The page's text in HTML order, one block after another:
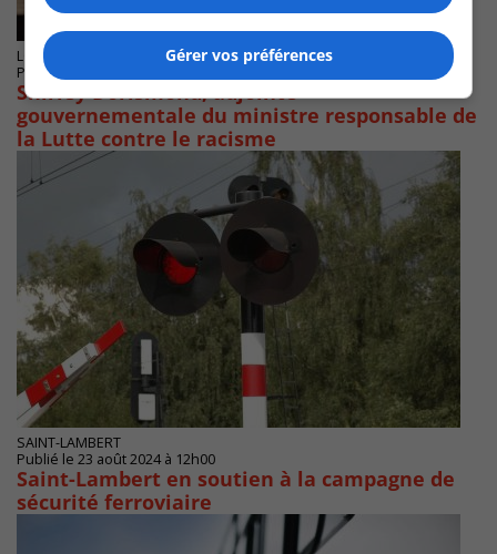
LONGUEUIL
Publié le 8 novembre 2024 à 09h30
Shirley Dorismond, adjointe
gouvernementale du ministre responsable de
la Lutte contre le racisme
SAINT-LAMBERT
Publié le 23 août 2024 à 12h00
Saint-Lambert en soutien à la campagne de
sécurité ferroviaire
Gérer vos préférences